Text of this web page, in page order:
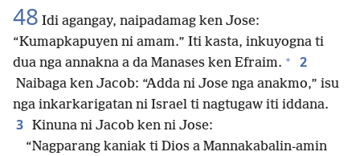
48 Idi agangay, naipadamag ken Jose:
“Kumapkapuyen ni amam.” Iti kasta, inkuyogna ti
dua nga annakna a da Manases ken Efraim. + 2
Naibaga ken Jacob: “Adda ni Jose nga anakmo,” isu
nga inkarkarigatan ni Israel ti nagtugaw iti iddana.
3 Kinuna ni Jacob ken ni Jose:
“Nagparang kaniak ti Dios a Mannakabalin-amin